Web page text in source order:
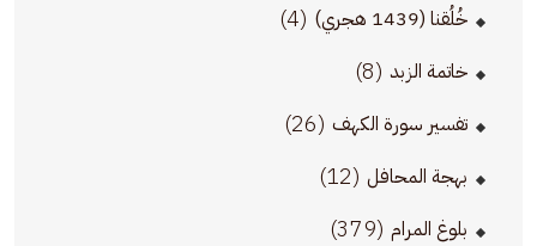
خُلُقنا (1439 هجري) (4)
خاتمة الزبد (8)
تفسير سورة الكهف (26)
بهجة المحافل (12)
بلوغ المرام (379)